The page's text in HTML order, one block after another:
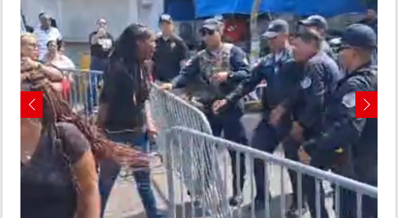
MUNDO
INSÓLITAS
MULTIMEDIA
IMPRESO
Previous Next